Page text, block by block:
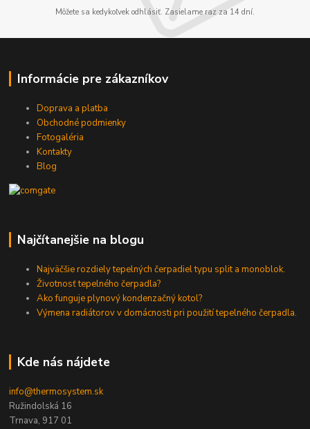
Môžete sa kedykoľvek odhlásiť. Zasielame raz za 14 dní.
Informácie pre zákazníkov
Doprava a platba
Obchodné podmienky
Fotogaléria
Kontakty
Blog
Najčítanejšie na blogu
Najväčšie rozdiely tepelných čerpadiel typu split a monoblok.
Životnosť tepelného čerpadla?
Ako funguje plynový kondenzačný kotol?
Výmena radiátorov v domácnosti pri použití tepelného čerpadla.
Kde nás nájdete
info@thermosystem.sk
Ružindolská 16
Trnava, 917 01